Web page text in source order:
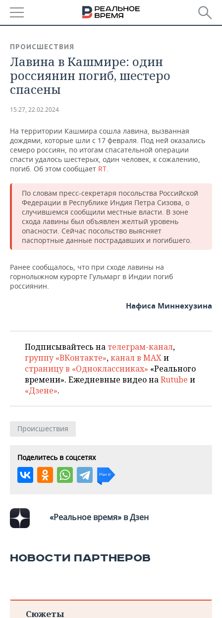
БАШКОРТОСТАН
ТАТАРСТАН
НОВОСТИ
АНАЛИТИКА
ДЕКЛАРАЦИИ О ДОХОДАХ
КОРОЛИ ГОСЗАКАЗА ПФО
ВУЗЫ ТАТАРСТАНА
КОМУ ПРИНАДЛЕЖАТ
ТОРГОВЫЕ ЦЕНТРЫ
ТАТАРСТАНА
НОВОСТИ ЭКОНОМИКИ
ФИНАНСЫ
БАНКИ
БЮДЖЕТ
ИНВЕСТИЦИИ
ПРОМЫШЛЕННОСТЬ
НОВОСТИ
ПРОМЫШЛЕННОСТИ
МАШИНОСТРОЕНИЕ
НЕФТЕХИМИЯ
НЕФТЬ
ОПК
НЕДВИЖИМОСТЬ
НОВОСТИ НЕДВИЖИМОСТИ
АВТО
НОВОСТИ АВТО
БИЗНЕС
НОВОСТИ БИЗНЕСА
РОЗНИЧНАЯ ТОРГОВЛЯ
ТРАНСПОРТ
УСЛУГИ
ТЕХНОЛОГИИ
НОВОСТИ ТЕХНОЛОГИЙ
IT
МЕДИА
МЕРОПРИЯТИЯ
НОВОСТИ МЕРОПРИЯТИЙ
ВЫЕЗДНАЯ РЕДАКЦИЯ
ONLINE-КОНФЕРЕНЦИИ
ОТКРЫТАЯ ЛЕКЦИЯ
СПОРТ
НОВОСТИ СПОРТА
ХОККЕЙ
БАСКЕТБОЛ
ВОЛЕЙБОЛ
ФИГУРНОЕ КАТАНИЕ
ХОККЕЙ С МЯЧОМ
ОБЩЕСТВО
ВЛАСТЬ
ИНФРАСТРУКТУРА
ИСТОРИЯ
МЕДИЦИНА
ПРОИСШЕСТВИЯ
СЮЖЕТЫ
СПРАВОЧНИК
СПИСОК ПЕРСОН
ПОЛНАЯ ВЕРСИЯ
ПРОИСШЕСТВИЯ
Лавина в Кашмире: один
россиянин погиб, шестеро
спасены
15:27, 22.02.2024
На территории Кашмира сошла лавина, вызванная
дождями, которые шли с 17 февраля. Под ней оказались
семеро россиян, по итогам спасательной операции
спасти удалось шестерых, один человек, к сожалению,
погиб. Об этом сообщает RT.
По словам пресс-секретаря посольства Российской
Федерации в Республике Индия Петра Сизова, о
случившемся сообщили местные власти. В зоне
схода лавины был объявлен желтый уровень
опасности. Сейчас посольство выясняет
паспортные данные пострадавших и погибшего.
Ранее сообщалось, что при сходе лавины на
горнолыжном курорте Гульмарг в Индии погиб
россиянин.
Нафиса Миннехузина
Подписывайтесь на телеграм-канал,
группу «ВКонтакте»,канал в MAXи
страницу в «Одноклассниках» «Реального
времени». Ежедневные видео наRutube и
«Дзене».
Происшествия
Поделитесь в соцсетях
«Реальное время» в Дзен
НОВОСТИ ПАРТНЕРОВ
Сюжеты